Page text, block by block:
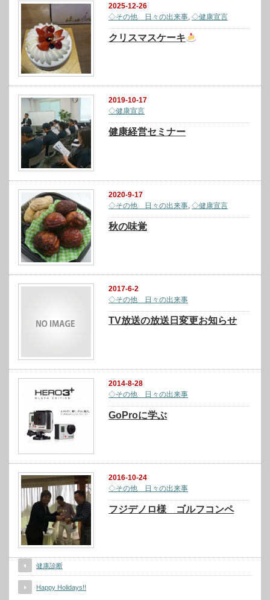
2025-12-26
◇その他 日々の出来事,◇健康宣言
クリスマスケーキ
2019-10-17
◇健康宣言
健康経営セミナー
2020-9-17
◇その他 日々の出来事 ,◇健康宣言
秋の味覚
2017-6-2
◇その他 日々の出来事
TV放送の放送日変更お知らせ
2014-8-28
◇その他 日々の出来事
GoProに学ぶ
2016-10-24
◇その他 日々の出来事
フジデノロ様 ゴルフコンペ
健康診断
Happy Holidays!!